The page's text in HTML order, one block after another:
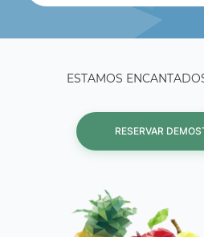
ESTAMOS
RESERVAR